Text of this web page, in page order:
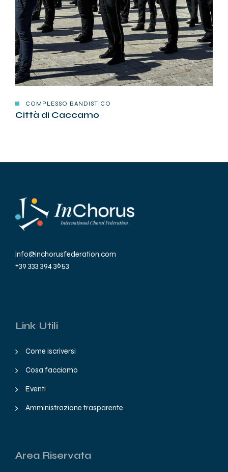
COMPLESSO BANDISTICO
Città di Caccamo
info@inchorusfederation.com
+39 333 394 3653
Link Utili
Come iscriversi
Cosa facciamo
Eventi
Amministrazione trasparente
Area Riservata